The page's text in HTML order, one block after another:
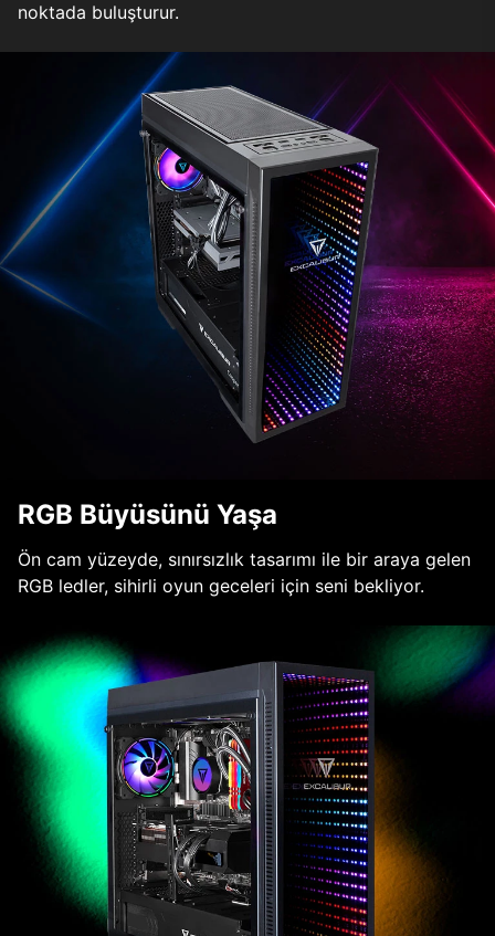
noktada buluşturur.
RGB Büyüsünü Yaşa
Ön cam yüzeyde, sınırsızlık tasarımı ile bir araya gelen
RGB ledler, sihirli oyun geceleri için seni bekliyor.